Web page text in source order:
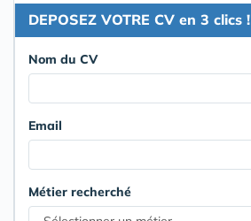
DEPOSEZ VOTRE CV en 3 clics !
Nom du CV
Email
Métier recherché